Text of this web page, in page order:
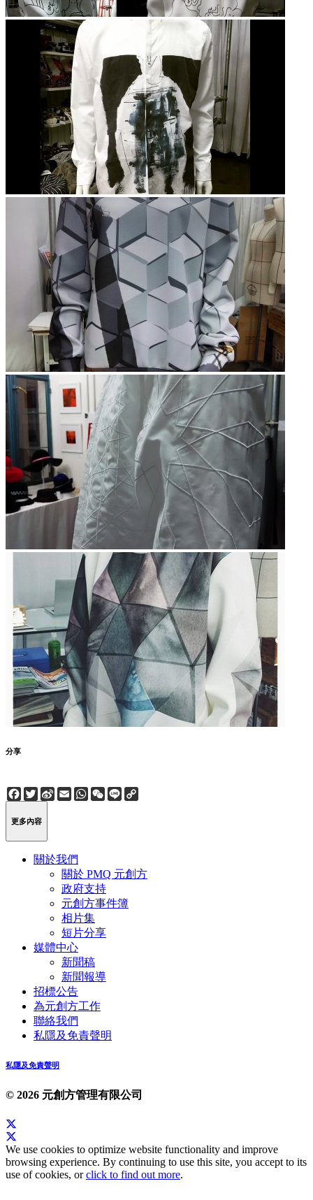
分享
Facebook
Twitter
Sina
Weibo
EmailWhatsApp
WeChat
Line
更多內容
關於我們
關於 PMQ 元創方
政府支持
元創方事件簿
相片集
短片分享
媒體中心
新聞稿
新聞報導
招標公告
為元創方工作
聯絡我們
私隱及免責聲明
私隱及免責聲明
© 2026 元創方管理有限公司
We use cookies to optimize website functionality and improve
browsing experience. By continuing to use this site, you accept to its
use of cookies, orclick to find out more.